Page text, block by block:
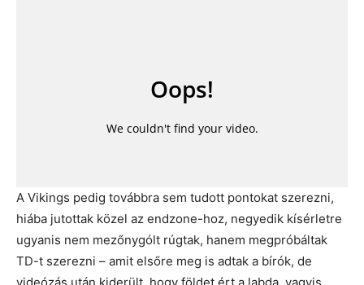
A Vikings pedig továbbra sem tudott pontokat szerezni,
hiába jutottak közel az endzone-hoz, negyedik kísérletre
ugyanis nem mezőnygólt rúgtak, hanem megpróbáltak
TD-t szerezni – amit elsőre meg is adtak a bírók, de
videózás után kiderült, hogy földet ért a labda, vagyis